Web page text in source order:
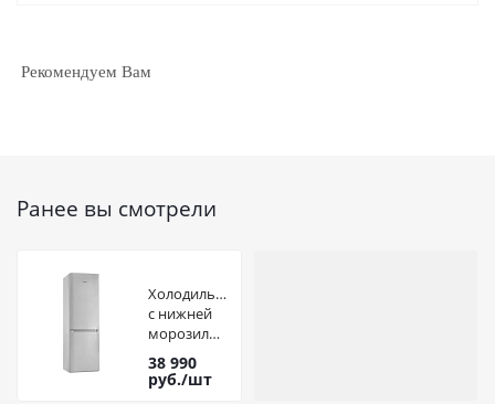
Рекомендуем Вам
Ранее вы смотрели
Холодильник
с нижней
морозильной
камерой
POZIS RK
FNF-170
38 990
руб./шт